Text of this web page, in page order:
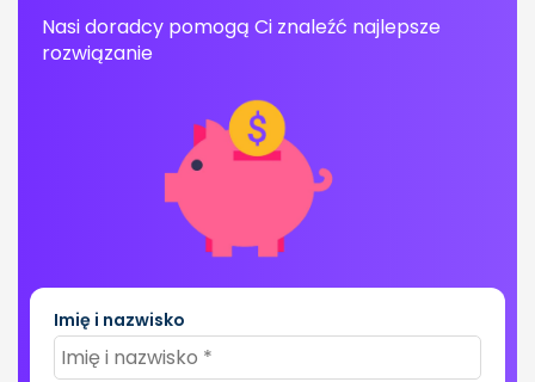
Nasi doradcy pomogą Ci znaleźć najlepsze
rozwiązanie
Imię i nazwisko